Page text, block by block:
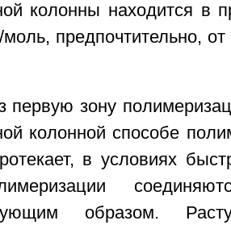
колонны находится в
предпочтительно,
первую зону
колонной способе
в условиях
образом.